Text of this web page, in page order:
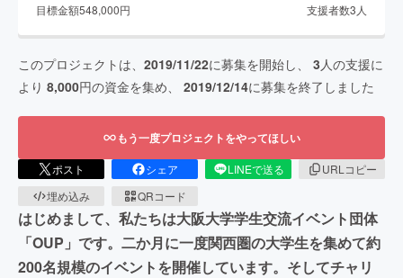
目標金額548,000円 支援者数3 人
このプロジェクトは、 2019/11/22に募集を開始し、 3 人の支援に
より 8,000円の資金を集め、 2019/12/14に募集を終了しました
もう一度プロジェクトをやってほしい
ポスト シェア LINEで送る
URLコピー
埋め込み
QRコード
はじめまして、私たちは大阪大学学生交流イベント団体
「OUP」です。二か月に一度関西圏の大学生を集めて約
200名規模のイベントを開催しています。そしてチャリ